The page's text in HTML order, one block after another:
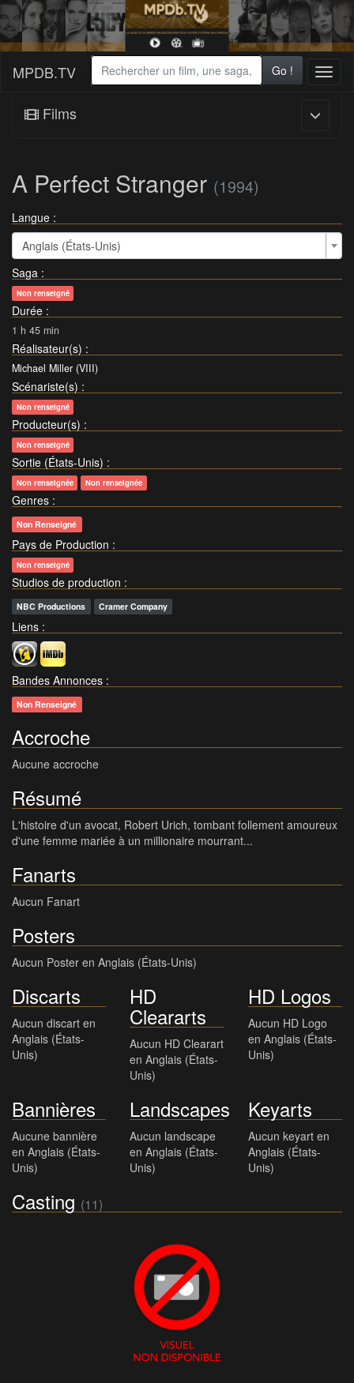
MPDB.TV Go !
Films
A Perfect Stranger (1994)
Langue :
Anglais (États-Unis)
Saga :
Non renseigné
Durée :
1 h 45 min
Réalisateur(s) :
Michael Miller (VIII)
Scénariste(s) :
Non renseigné
Producteur(s) :
Non renseigné
Sortie (États-Unis) :
Non renseignée Non renseignée
Genres :
Non Renseigné
Pays de Production :
Non renseigné
Studios de production :
NBC Productions Cramer Company
Liens :
Bandes Annonces :
Non Renseigné
Accroche
Aucune accroche
Résumé
L'histoire d'un avocat, Robert Urich, tombant follement amoureux
d'une femme mariée à un millionaire mourrant...
Fanarts
Aucun Fanart
Posters
Aucun Poster en Anglais (États-Unis)
Discarts
Aucun discart en
Anglais (États-
Unis)
HD
Cleararts
Aucun HD Clearart
en Anglais (États-
Unis)
HD Logos
Aucun HD Logo
en Anglais (États-
Unis)
Bannières
Aucune bannière
en Anglais (États-
Unis)
Landscapes
Aucun landscape
en Anglais (États-
Unis)
Keyarts
Aucun keyart en
Anglais (États-
Unis)
Casting (11)